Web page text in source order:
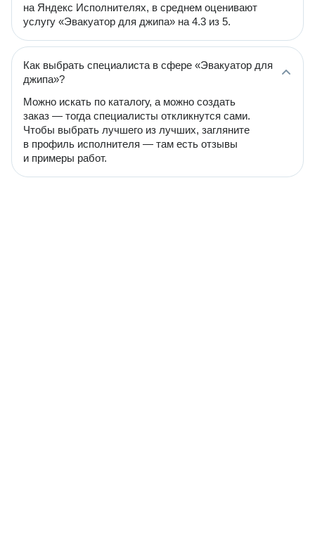
на Яндекс Исполнителях, в среднем оценивают
услугу «Эвакуатор для джипа» на 4.3 из 5.
Как выбрать специалиста в сфере «Эвакуатор для
джипа»?
Можно искать по каталогу, а можно создать
заказ — тогда специалисты откликнутся сами.
Чтобы выбрать лучшего из лучших, загляните
в профиль исполнителя — там есть отзывы
и примеры работ.